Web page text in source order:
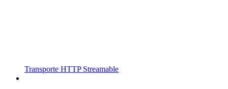
Transporte HTTP Streamable